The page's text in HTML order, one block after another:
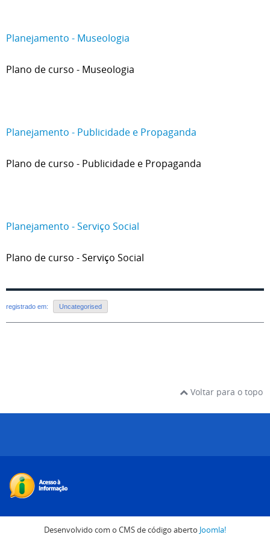
Planejamento - Museologia
Plano de curso - Museologia
Planejamento - Publicidade e Propaganda
Plano de curso - Publicidade e Propaganda
Planejamento - Serviço Social
Plano de curso - Serviço Social
registrado em: Uncategorised
Voltar para o topo
Desenvolvido com o CMS de código aberto Joomla!